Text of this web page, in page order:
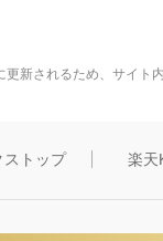
新されるため、サイト
ストップ 楽天